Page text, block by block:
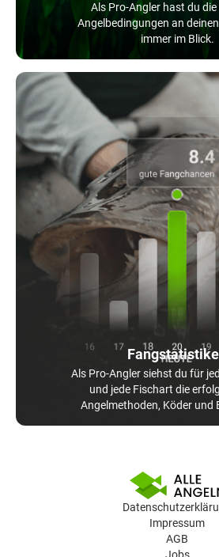
Als Pro-Angler hast du
Angelbedingungen an
immer im Blick.
Als Pro-Angler siehst du für
und jede Fischart die
Angelmethoden, Köder und
Impressum
AGB
Jobs